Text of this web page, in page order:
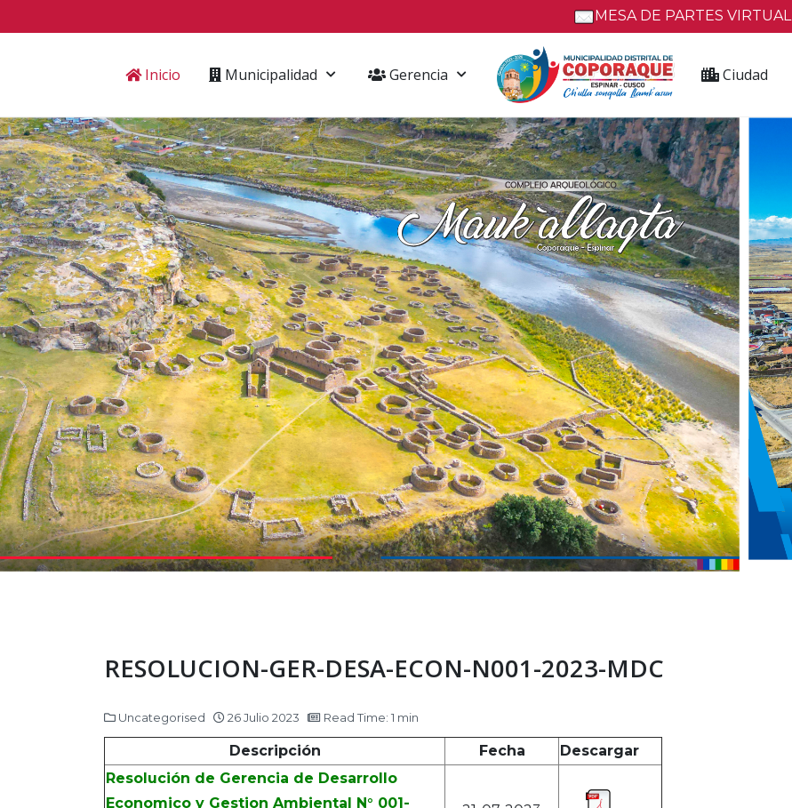
MESA DE PARTES VIRTUAL
Inicio Municipalidad Gerencia Ciudad
RESOLUCION-GER-DESA-ECON-N001-2023-MDC
Uncategorised 26 Julio 2023 Read Time: 1 min
Descripción Fecha
Descargar
Resolución de Gerencia de Desarrollo
Economico y Gestion Ambiental N° 001-